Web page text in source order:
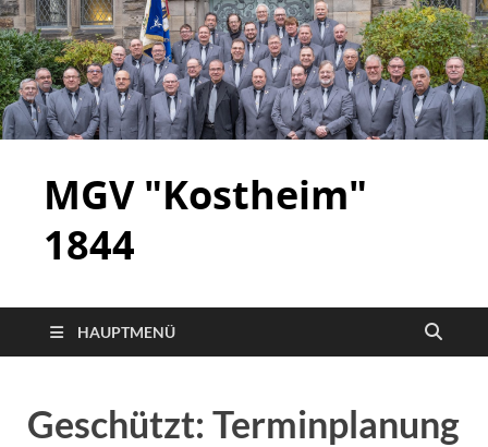
MGV "Kostheim"
1844
HAUPTMENÜ
Geschützt: Terminplanung